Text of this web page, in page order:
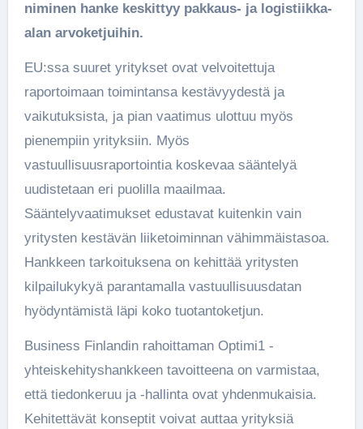
niminen hanke keskittyy pakkaus- ja logistiikka-
alan arvoketjuihin.
EU:ssa suuret yritykset ovat velvoitettuja
raportoimaan toimintansa kestävyydestä ja
vaikutuksista, ja pian vaatimus ulottuu myös
pienempiin yrityksiin. Myös
vastuullisuusraportointia koskevaa sääntelyä
uudistetaan eri puolilla maailmaa.
Sääntelyvaatimukset edustavat kuitenkin vain
yritysten kestävän liiketoiminnan vähimmäistasoa.
Hankkeen tarkoituksena on kehittää yritysten
kilpailukykyä parantamalla vastuullisuusdatan
hyödyntämistä läpi koko tuotantoketjun.
Business Finlandin rahoittaman Optimi1 -
yhteiskehityshankkeen tavoitteena on varmistaa,
että tiedonkeruu ja -hallinta ovat yhdenmukaisia.
Kehitettävät konseptit voivat auttaa yrityksiä